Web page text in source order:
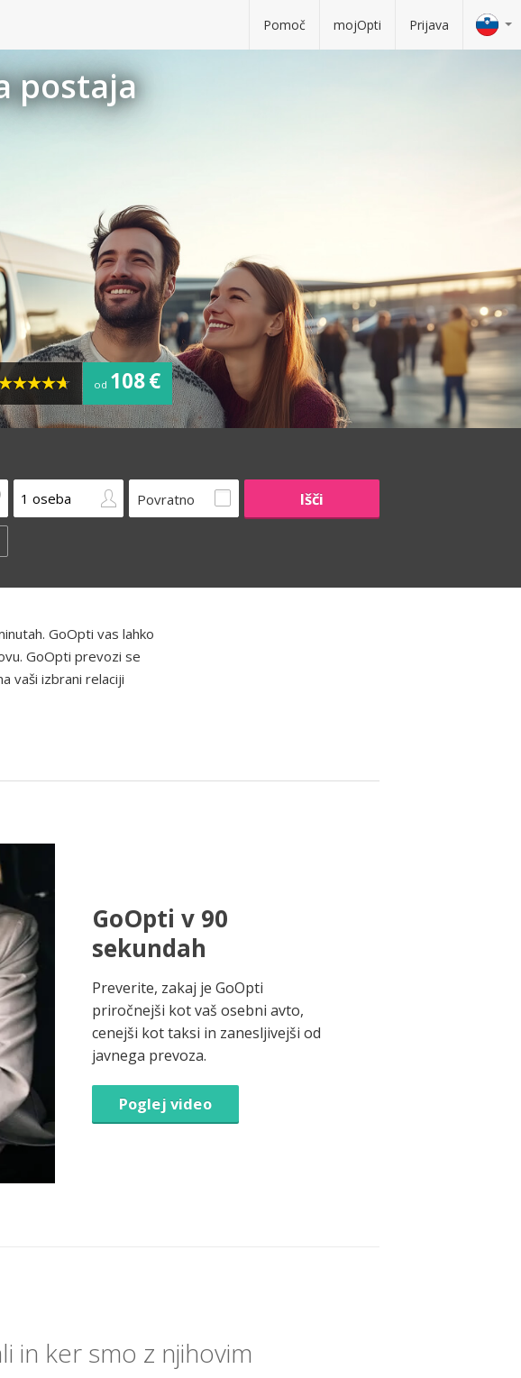
Pomoč mojOpti Prijava
postaja
od 108 €
Povratno
GoOpti vas lahko
GoOpti prevozi se
vaši izbrani relaciji
GoOpti v 90
sekundah
Preverite, zakaj je GoOpti
priročnejši kot vaš osebni avto,
cenejši kot taksi in zanesljivejši od
javnega prevoza.
Poglej video
in ker smo z njihovim